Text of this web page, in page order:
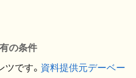
の条件
です。 資料提供元デーベー